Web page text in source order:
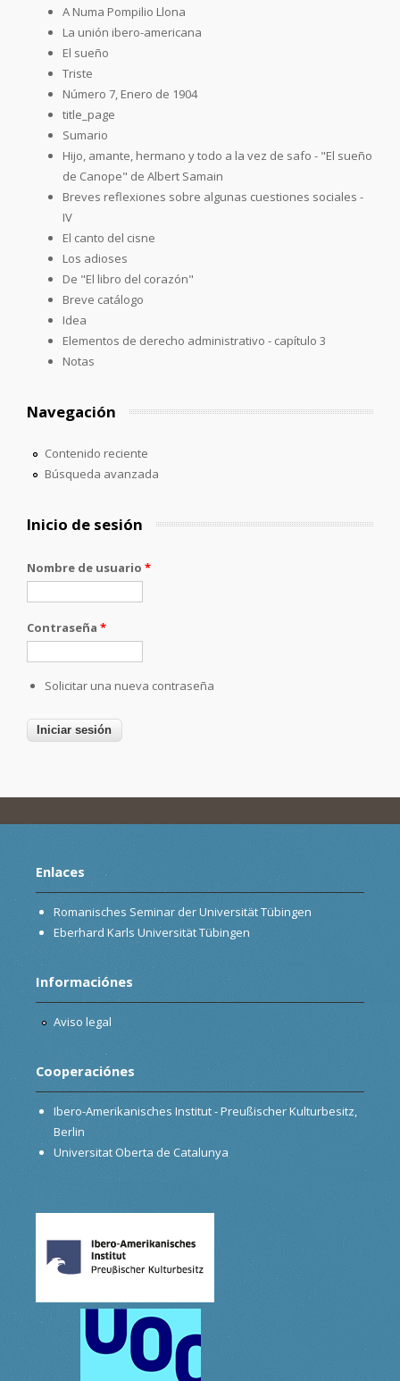
A Numa Pompilio Llona
La unión ibero-americana
El sueño
Triste
Número 7, Enero de 1904
title_page
Sumario
Hijo, amante, hermano y todo a la vez de safo - "El sueño
de Canope" de Albert Samain
Breves reflexiones sobre algunas cuestiones sociales -
IV
El canto del cisne
Los adioses
De "El libro del corazón"
Breve catálogo
Idea
Elementos de derecho administrativo - capítulo 3
Notas
Navegación
Contenido reciente
Búsqueda avanzada
Inicio de sesión
Nombre de usuario *
Contraseña *
Solicitar una nueva contraseña
Enlaces
Romanisches Seminar der Universität Tübingen
Eberhard Karls Universität Tübingen
Informaciónes
Aviso legal
Cooperaciónes
Ibero-Amerikanisches Institut - Preußischer Kulturbesitz,
Berlin
Universitat Oberta de Catalunya